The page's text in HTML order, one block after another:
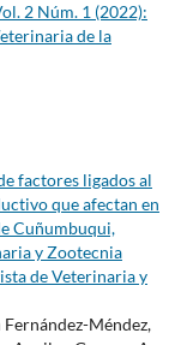
2 Núm. 1 (2022):
de la
factores ligados al
que afectan en
Cuñumbuqui,
y Zootecnia
de Veterinaria y
Méndez,